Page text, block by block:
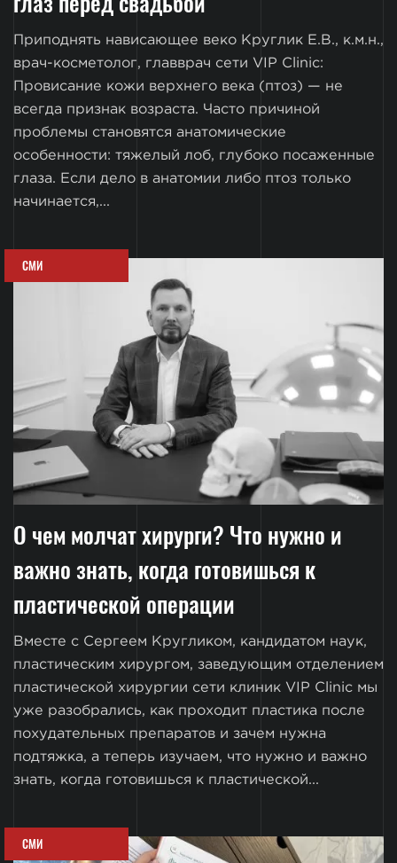
Приподнять нависающее веко Круглик Е.В., к.м.н.,
врач-косметолог, главврач сети VIP Clinic:
Провисание кожи верхнего века (птоз) — не
всегда признак возраста. Часто причиной
проблемы становятся анатомические
особенности: тяжелый лоб, глубоко посаженные
глаза. Если дело в анатомии либо птоз только
начинается,...
СМИ
О чем молчат хирурги? Что нужно и
важно знать, когда готовишься к
пластической операции
Вместе с Сергеем Кругликом, кандидатом наук,
пластическим хирургом, заведующим отделением
пластической хирургии сети клиник VIP Clinic мы
уже разобрались, как проходит пластика после
похудательных препаратов и зачем нужна
подтяжка, а теперь изучаем, что нужно и важно
знать, когда готовишься к пластической...
СМИ